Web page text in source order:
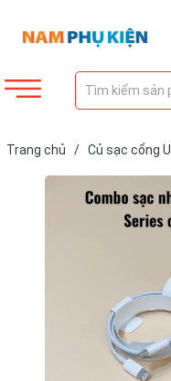
Trang chủ / Củ sạc cổng